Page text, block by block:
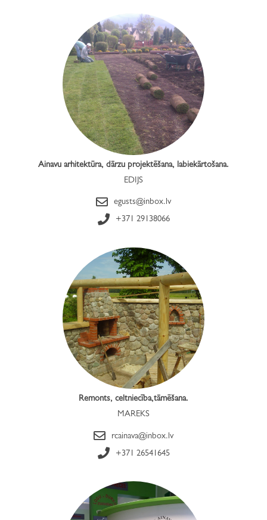
Ainavu arhitektūra, dārzu projektēšana, labiekārtošana.
EDIJS
egusts@inbox.lv
+371 29138066
Remonts, celtniecība,tāmēšana.
MAREKS
rcainava@inbox.lv
+371 26541645